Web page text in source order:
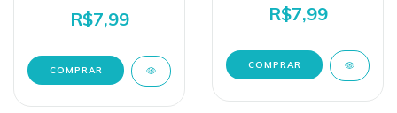
R$7,99 R$7,99